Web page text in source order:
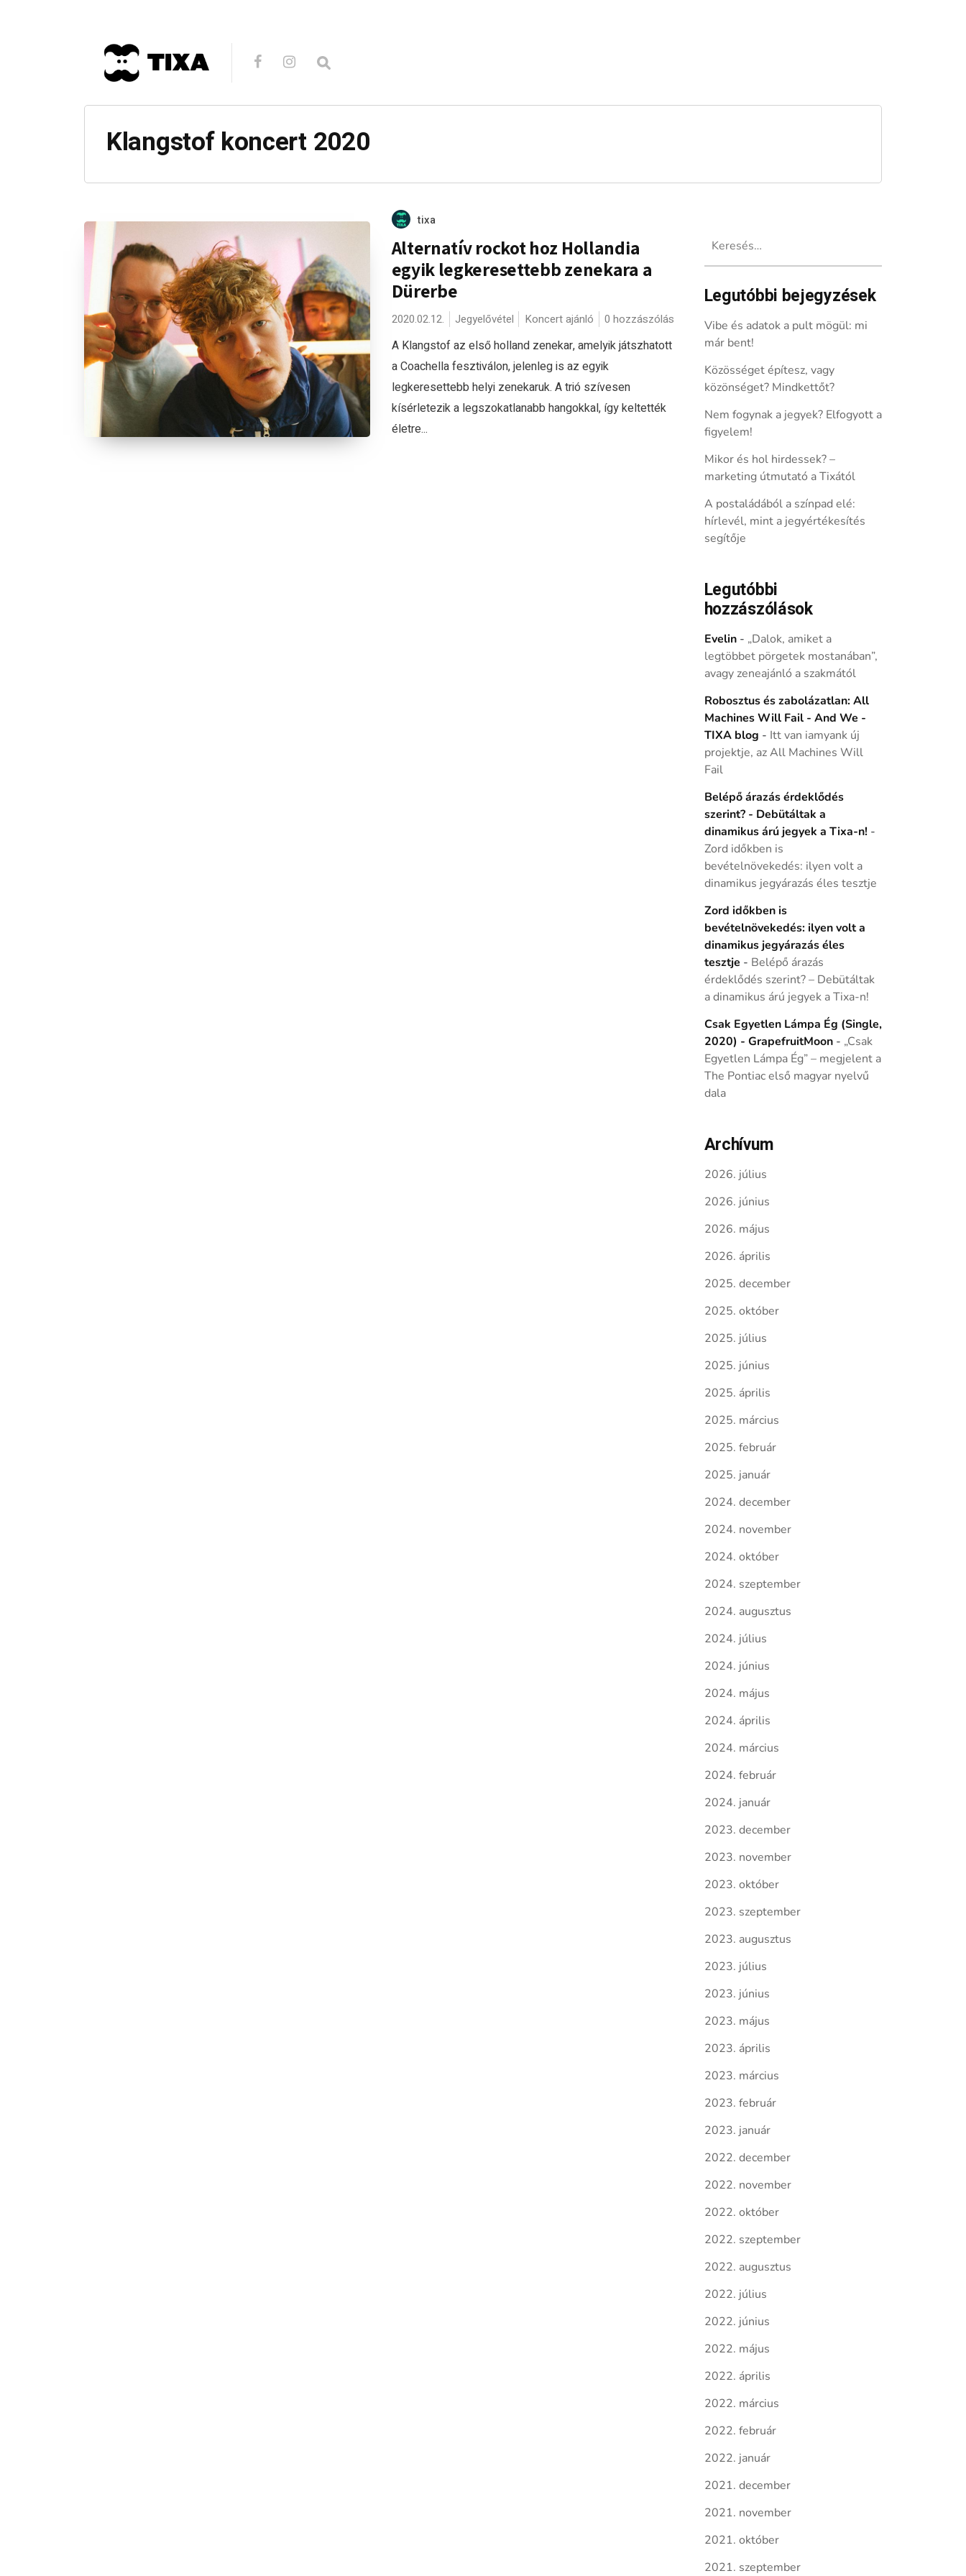
Klangstof koncert 2020
tixa
Alternatív rockot hoz Hollandia
egyik legkeresettebb zenekara a
Dürerbe
2020.02.12. Jegyelővétel Koncert ajánló 0 hozzászólás
A Klangstof az első holland zenekar, amelyik játszhatott
a Coachella fesztiválon, jelenleg is az egyik
legkeresettebb helyi zenekaruk. A trió szívesen
kísérletezik a legszokatlanabb hangokkal, így keltették
életre...
Legutóbbi bejegyzések
Vibe és adatok a pult mögül: mi
már bent!
Közösséget építesz, vagy
közönséget? Mindkettőt?
Nem fogynak a jegyek? Elfogyott a
figyelem!
Mikor és hol hirdessek? –
marketing útmutató a Tixától
A postaládából a színpad elé:
hírlevél, mint a jegyértékesítés
segítője
Legutóbbi
hozzászólások
Evelin- „Dalok, amiket a
legtöbbet pörgetek mostanában”,
avagy zeneajánló a szakmától
Robosztus és zabolázatlan: All
Machines Will Fail - And We -
TIXA blog - Itt van iamyank új
projektje, az All Machines Will
Fail
Belépő árazás érdeklődés
szerint? - Debütáltak a
dinamikus árú jegyek a Tixa-n! -
Zord időkben is
bevételnövekedés: ilyen volt a
dinamikus jegyárazás éles tesztje
Zord időkben is
bevételnövekedés: ilyen volt a
dinamikus jegyárazás éles
tesztje - Belépő árazás
érdeklődés szerint? – Debütáltak
a dinamikus árú jegyek a Tixa-n!
Csak Egyetlen Lámpa Ég (Single,
2020) - GrapefruitMoon- „Csak
Egyetlen Lámpa Ég” – megjelent a
The Pontiac első magyar nyelvű
dala
Archívum
2026. július
2026. június
2026. május
2026. április
2025. december
2025. október
2025. július
2025. június
2025. április
2025. március
2025. február
2025. január
2024. december
2024. november
2024. október
2024. szeptember
2024. augusztus
2024. július
2024. június
2024. május
2024. április
2024. március
2024. február
2024. január
2023. december
2023. november
2023. október
2023. szeptember
2023. augusztus
2023. július
2023. június
2023. május
2023. április
2023. március
2023. február
2023. január
2022. december
2022. november
2022. október
2022. szeptember
2022. augusztus
2022. július
2022. június
2022. május
2022. április
2022. március
2022. február
2022. január
2021. december
2021. november
2021. október
2021. szeptember